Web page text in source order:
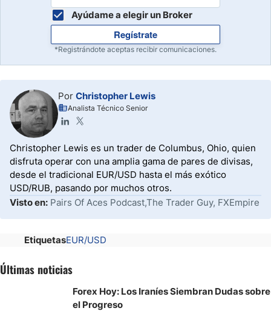
Ayúdame a elegir un Broker
Regístrate
*Registrándote aceptas recibir comunicaciones.
Por Christopher Lewis
Analista Técnico Senior
Christopher Lewis es un trader de Columbus, Ohio, quien
disfruta operar con una amplia gama de pares de divisas,
desde el tradicional EUR/USD hasta el más exótico
USD/RUB, pasando por muchos otros.
Visto en: Pairs Of Aces Podcast,The Trader Guy, FXEmpire
EtiquetasEUR/USD
Últimas noticias
Forex Hoy: Los Iraníes Siembran Dudas sobre
el Progreso